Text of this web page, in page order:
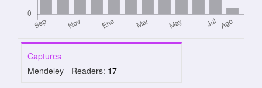
Captures
Mendeley - Readers: 17